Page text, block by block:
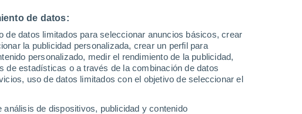
de datos:
datos limitados para seleccionar anuncios básicos, crear
la publicidad personalizada, crear un perfil para
personalizado, medir el rendimiento de la publicidad,
de estadísticas o a través de la combinación de datos
uso de datos limitados con el objetivo de seleccionar el
de dispositivos, publicidad y contenido
del Annapurna,
de las laderas, generando una gran nube blanca